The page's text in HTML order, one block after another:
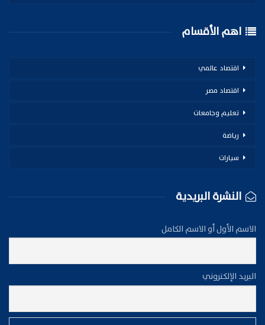
اهم الأقسام
اقتصاد عالمي
اقتصاد مصر
تعليم وجامعات
رياضة
سيارات
النشرة البريدية
الاسم الأول أو الاسم الكامل
البريد الإلكتروني